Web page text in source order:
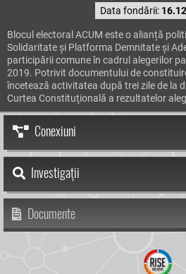
Data fondării:
Blocul electoral ACUM este o alianță
Solidaritate și Platforma Demnitate și
participării comune în cadrul alegerilor
2019. Potrivit documentului de
încetează activitatea după trei zile de la
Curtea Constituţională a rezultatelor
Conexiuni
Investigații
Documente